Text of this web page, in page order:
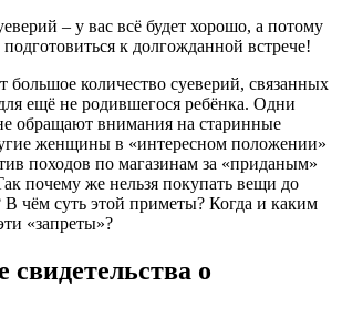
– у вас всё будет хорошо, а потому
к долгожданной встрече!
большое количество суеверий, связанных
ещё не родившегося ребёнка. Одни
обращают внимания на старинные
женщины в «интересном положении»
походов по магазинам за «приданым»
почему же нельзя покупать вещи до
В чём суть этой приметы? Когда и каким
«запреты»?
о